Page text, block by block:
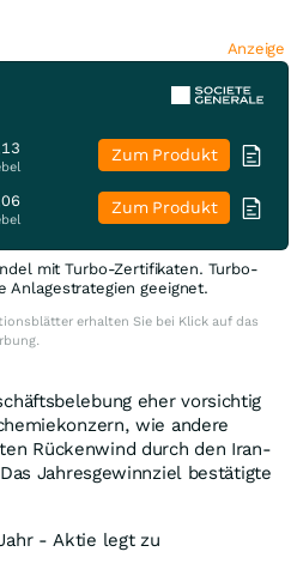
Anzeige
Zum Produkt
Zum Produkt
mit Turbo-Zertifikaten. Turbo-
Anlagestrategien geeignet.
erhalten Sie bei Klick auf das
eher vorsichtig
wie andere
Rückenwind durch den Iran-
Jahresgewinnziel bestätigte
- Aktie legt zu